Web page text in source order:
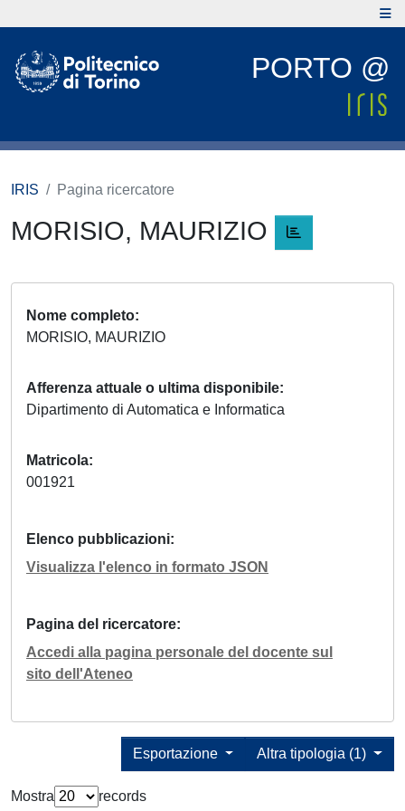
PORTO @
IRIS Pagina ricercatore
MORISIO, MAURIZIO
Nome completo
MORISIO, MAURIZIO
Afferenza attuale o ultima disponibile
Dipartimento di Automatica e Informatica
Matricola
001921
Elenco pubblicazioni
Visualizza l'elenco in formato JSON
Pagina del ricercatore
Accedi alla pagina personale del docente sul
sito dell'Ateneo
Altra tipologia (1)
Esportazione
Mostra
records